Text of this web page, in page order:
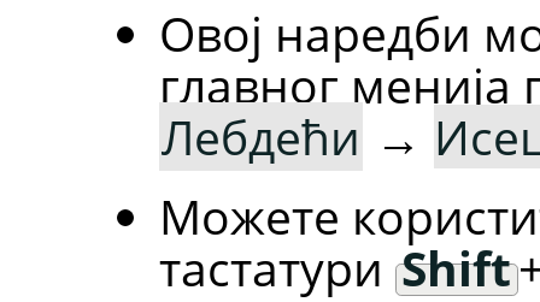
Овој наредби
главног менија
Лебдећи →
Можете
тастатури Shift